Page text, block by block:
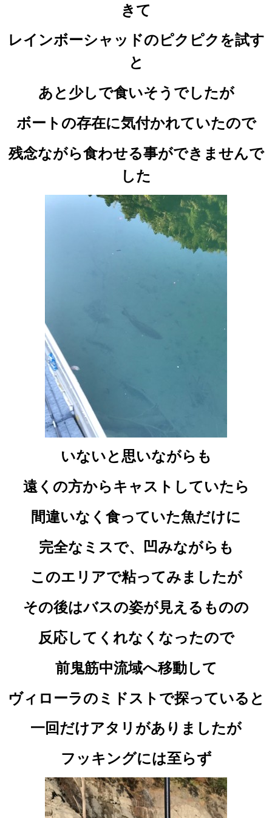
きて
レインボーシャッドのピクピクを試す
と
あと少しで食いそうでしたが
ボートの存在に気付かれていたので
残念ながら食わせる事ができませんで
した
いないと思いながらも
遠くの方からキャストしていたら
間違いなく食っていた魚だけに
完全なミスで、凹みながらも
このエリアで粘ってみましたが
その後はバスの姿が見えるものの
反応してくれなくなったので
前鬼筋中流域へ移動して
ヴィローラのミドストで探っていると
一回だけアタリがありましたが
フッキングには至らず